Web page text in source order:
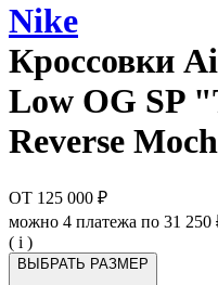
Nike
Кроссовки
Low OG SP
Reverse
ОТ 125 000 ₽
можно 4 платежа по 31 250
( i )
ВЫБРАТЬ РАЗМЕР